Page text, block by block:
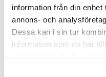
information från din
annons- och
Dessa kan i sin tur
information som du har